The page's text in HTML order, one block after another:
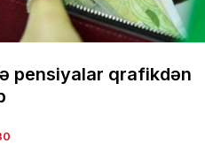
pensiyalar qrafikdən